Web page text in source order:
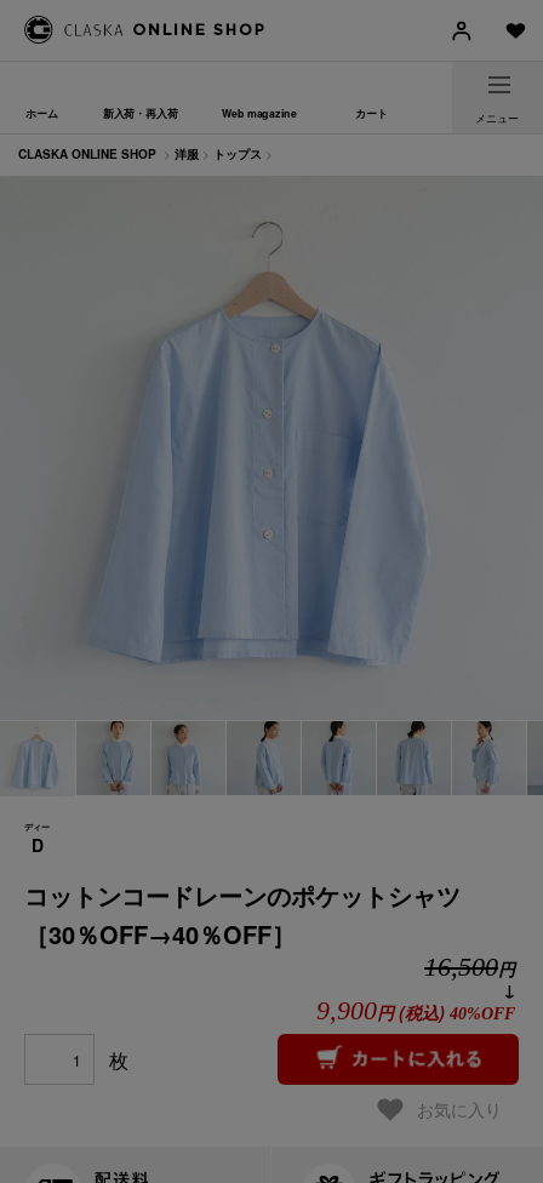
ホーム 新入荷・再入荷 Web magazine カート メニュー
CLASKA ONLINE SHOP > 洋服 > トップス >
D
ディー
コットンコードレーンのポケットシャツ
［30％OFF→40％OFF］
16,500円
↓
9,900円(税込) 40%OFF
枚
お気に入り